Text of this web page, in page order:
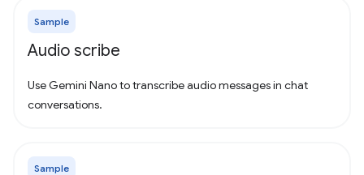
Sample
Audio scribe
Use Gemini Nano to transcribe audio messages in chat
conversations.
Sample